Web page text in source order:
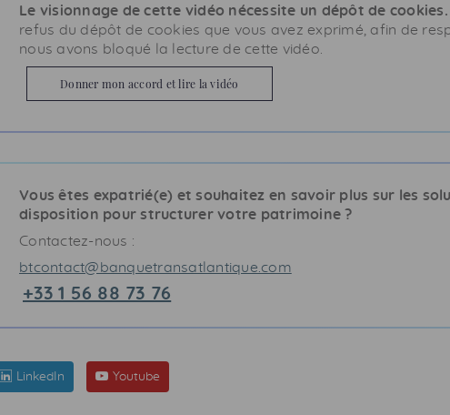
Le visionnage de cette vidéo nécessite un dépôt de cookies.
refus du dépôt de cookies que vous avez exprimé, afin de
nous avons bloqué la lecture de cette vidéo.
Donner mon accord et lire la vidéo
Vous êtes expatrié(e) et souhaitez en savoir plus sur les
disposition pour structurer votre patrimoine ?
Contactez-nous :
btcontact@banquetransatlantique.com
+33 1 56 88 73 76
LinkedIn Youtube